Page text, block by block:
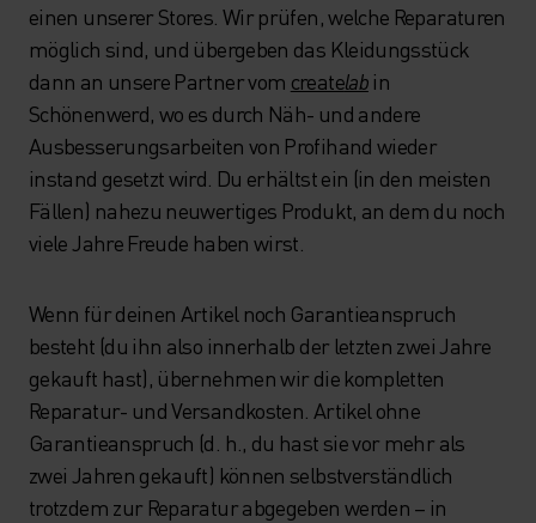
einen unserer Stores. Wir prüfen, welche Reparaturen
möglich sind, und übergeben das Kleidungsstück
dann an unsere Partner vom createlab in
Schönenwerd, wo es durch Näh- und andere
Ausbesserungsarbeiten von Profihand wieder
instand gesetzt wird. Du erhältst ein (in den meisten
Fällen) nahezu neuwertiges Produkt, an dem du noch
viele Jahre Freude haben wirst.
Wenn für deinen Artikel noch Garantieanspruch
besteht (du ihn also innerhalb der letzten zwei Jahre
gekauft hast), übernehmen wir die kompletten
Reparatur- und Versandkosten. Artikel ohne
Garantieanspruch (d. h., du hast sie vor mehr als
zwei Jahren gekauft) können selbstverständlich
trotzdem zur Reparatur abgegeben werden – in